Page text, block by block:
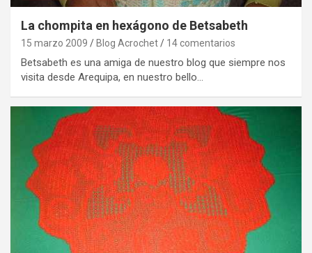
La chompita en hexágono de Betsabeth
15 marzo 2009 Blog Acrochet 14 comentarios
Betsabeth es una amiga de nuestro blog que siempre nos
visita desde Arequipa, en nuestro bello…